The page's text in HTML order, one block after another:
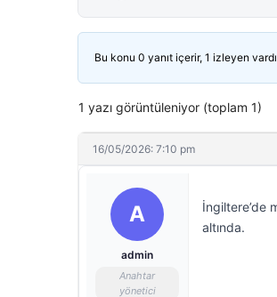
Bu konu 0 yanıt içerir, 1 izleyen
1 yazı görüntüleniyor (toplam 1)
16/05/2026: 7:10 pm
A
admin
Anahtar
yönetici
İngiltere’de
altında.